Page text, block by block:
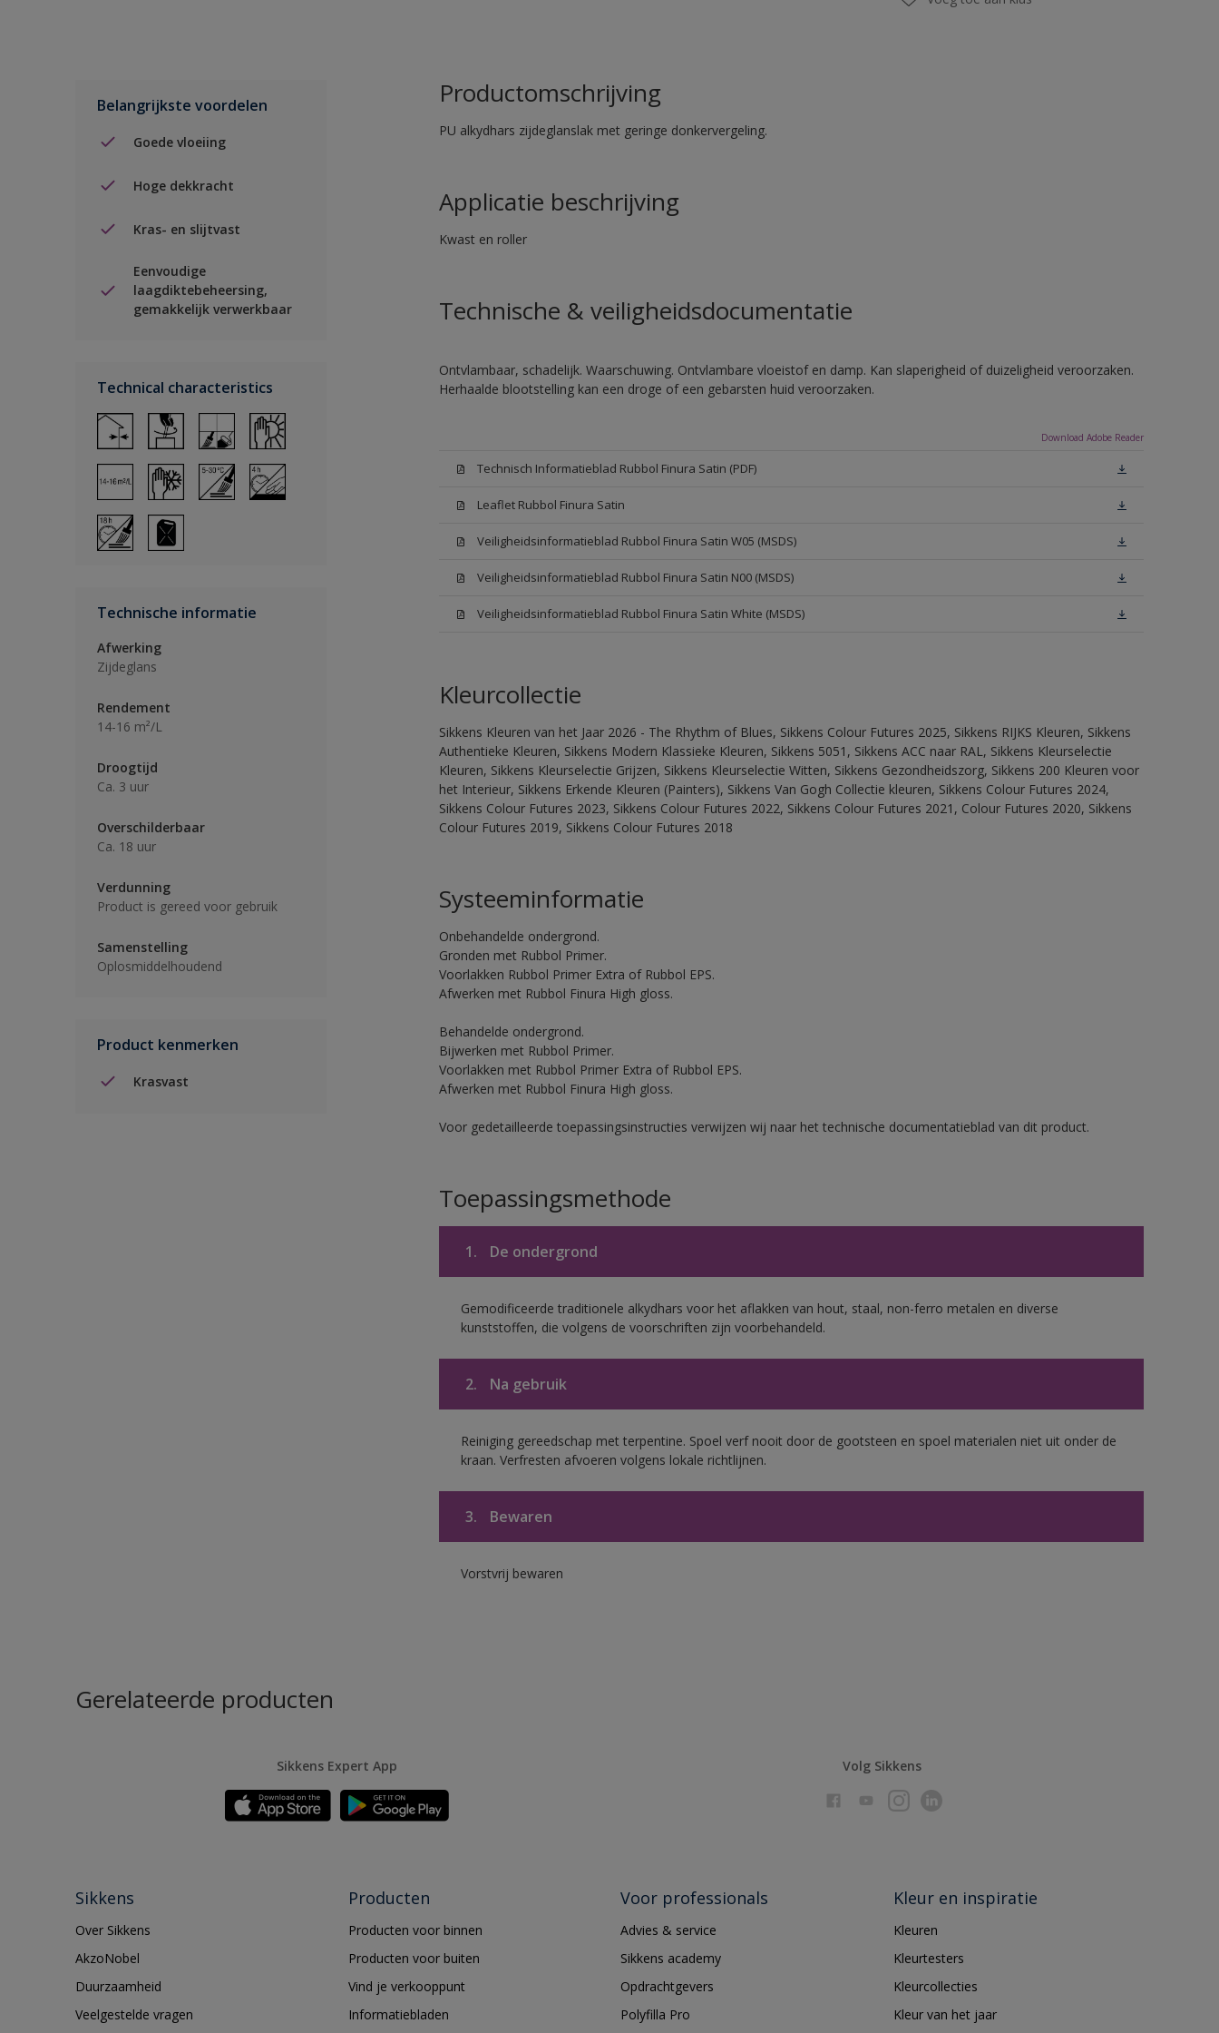
Belangrijkste voordelen
Goede vloeiing
Hoge dekkracht
Kras- en slijtvast
Eenvoudige
laagdiktebeheersing,
gemakkelijk verwerkbaar
Technical characteristics
Technische informatie
Afwerking
Zijdeglans
Rendement
14-16 m²/L
Droogtijd
Ca. 3 uur
Overschilderbaar
Ca. 18 uur
Verdunning
Product is gereed voor gebruik
Samenstelling
Oplosmiddelhoudend
Product kenmerken
Krasvast
Productomschrijving
PU alkydhars zijdeglanslak met geringe donkervergeling.
Applicatie beschrijving
Kwast en roller
Technische & veiligheidsdocumentatie
Ontvlambaar, schadelijk. Waarschuwing. Ontvlambare vloeistof en damp. Kan slaperigheid of duizeligheid veroorzaken.
Herhaalde blootstelling kan een droge of een gebarsten huid veroorzaken.
Download Adobe Reader
Technisch Informatieblad Rubbol Finura Satin (PDF)
Leaflet Rubbol Finura Satin
Veiligheidsinformatieblad Rubbol Finura Satin W05 (MSDS)
Veiligheidsinformatieblad Rubbol Finura Satin N00 (MSDS)
Veiligheidsinformatieblad Rubbol Finura Satin White (MSDS)
Kleurcollectie
Sikkens Kleuren van het Jaar 2026 - The Rhythm of Blues, Sikkens Colour Futures 2025, Sikkens RIJKS Kleuren, Sikkens
Authentieke Kleuren, Sikkens Modern Klassieke Kleuren, Sikkens 5051, Sikkens ACC naar RAL, Sikkens Kleurselectie
Kleuren, Sikkens Kleurselectie Grijzen, Sikkens Kleurselectie Witten, Sikkens Gezondheidszorg, Sikkens 200 Kleuren voor
het Interieur, Sikkens Erkende Kleuren (Painters), Sikkens Van Gogh Collectie kleuren, Sikkens Colour Futures 2024,
Sikkens Colour Futures 2023, Sikkens Colour Futures 2022, Sikkens Colour Futures 2021, Colour Futures 2020, Sikkens
Colour Futures 2019, Sikkens Colour Futures 2018
Systeeminformatie
Onbehandelde ondergrond.
Gronden met Rubbol Primer.
Voorlakken Rubbol Primer Extra of Rubbol EPS.
Afwerken met Rubbol Finura High gloss.
Behandelde ondergrond.
Bijwerken met Rubbol Primer.
Voorlakken met Rubbol Primer Extra of Rubbol EPS.
Afwerken met Rubbol Finura High gloss.
Voor gedetailleerde toepassingsinstructies verwijzen wij naar het technische documentatieblad van dit product.
Toepassingsmethode
1. De ondergrond
Gemodificeerde traditionele alkydhars voor het aflakken van hout, staal, non-ferro metalen en diverse
kunststoffen, die volgens de voorschriften zijn voorbehandeld.
2. Na gebruik
Reiniging gereedschap met terpentine. Spoel verf nooit door de gootsteen en spoel materialen niet uit onder de
kraan. Verfresten afvoeren volgens lokale richtlijnen.
3. Bewaren
Vorstvrij bewaren
Gerelateerde producten
Sikkens Expert App Volg Sikkens
Sikkens
Over Sikkens
AkzoNobel
Duurzaamheid
Veelgestelde vragen
Producten
Producten voor binnen
Producten voor buiten
Vind je verkooppunt
Informatiebladen
Voor professionals
Advies & service
Sikkens academy
Opdrachtgevers
Polyfilla Pro
Kleur en inspiratie
Kleuren
Kleurtesters
Kleurcollecties
Kleur van het jaar